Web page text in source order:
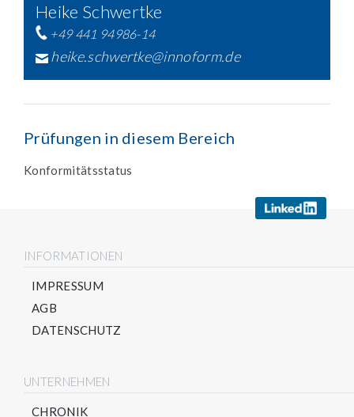
Heike Schwertke
+49 441 94986-14
heike.schwertke@innoform.de
Prüfungen in diesem Bereich
Konformitätsstatus
INFORMATIONEN
IMPRESSUM
AGB
DATENSCHUTZ
UNTERNEHMEN
CHRONIK